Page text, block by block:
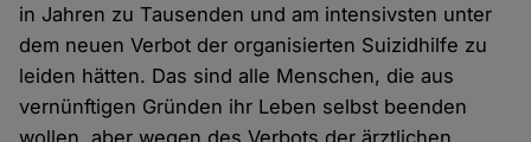
in Jahren zu Tausenden und am intensivsten unter
dem neuen Verbot der organisierten Suizidhilfe zu
leiden hätten. Das sind alle Menschen, die aus
vernünftigen Gründen ihr Leben selbst beenden
wollen, aber wegen des Verbots der ärztlichen